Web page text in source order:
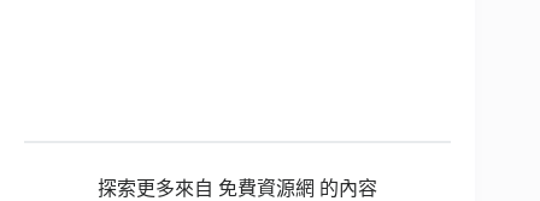
探索更多來自 免費資源網 的內容